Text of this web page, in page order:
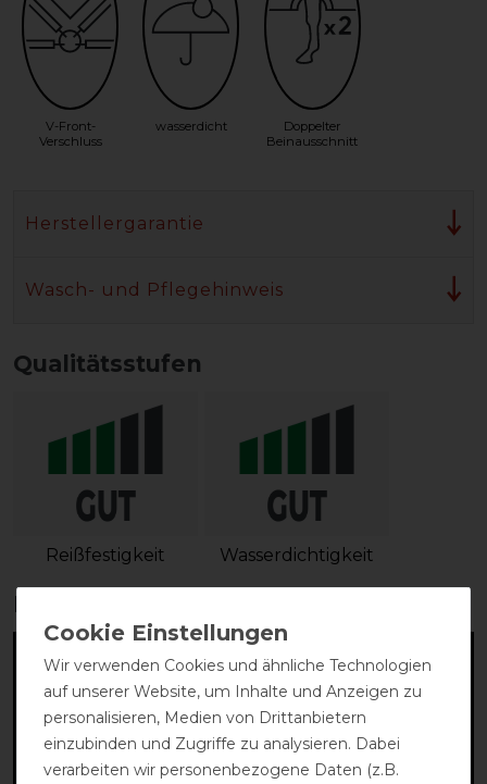
V-Front-
Verschluss
wasserdicht
Doppelter
Beinausschnitt
Herstellergarantie
Wasch- und Pflegehinweis
Qualitätsstufen
Reißfestigkeit Wasserdichtigkeit
Produktvideo:
Wir verwenden Cookies und ähnliche Technologien
auf unserer Website, um Inhalte und Anzeigen zu
personalisieren, Medien von Drittanbietern
einzubinden und Zugriffe zu analysieren. Dabei
verarbeiten wir personenbezogene Daten (z.B.